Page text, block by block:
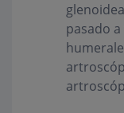
pasado